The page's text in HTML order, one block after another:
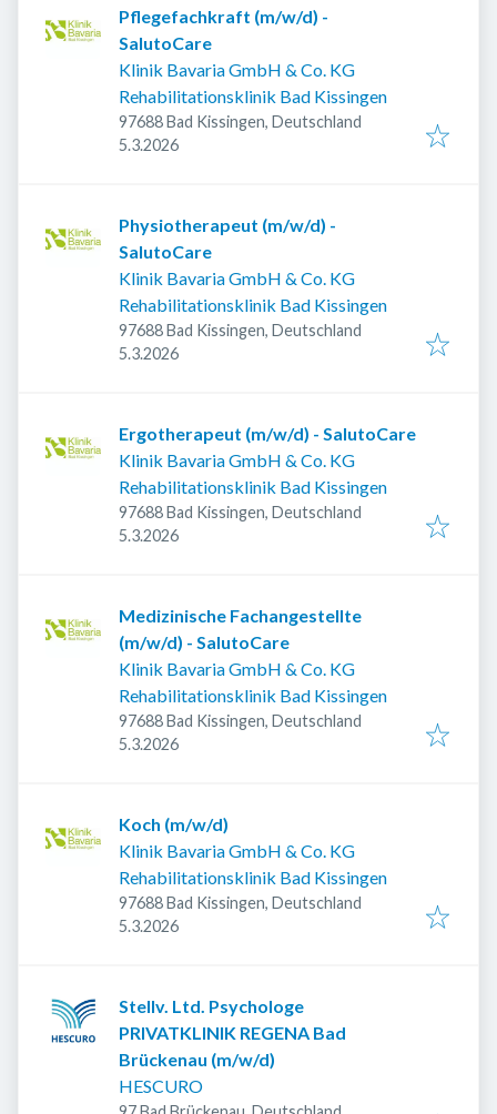
Pflegefachkraft (m/w/d) -
SalutoCare
Klinik Bavaria GmbH & Co. KG
Rehabilitationsklinik Bad Kissingen
97688 Bad Kissingen, Deutschland
Veröffentlicht
5.3.2026
Physiotherapeut (m/w/d) -
SalutoCare
Klinik Bavaria GmbH & Co. KG
Rehabilitationsklinik Bad Kissingen
97688 Bad Kissingen, Deutschland
Veröffentlicht
5.3.2026
Ergotherapeut (m/w/d) - SalutoCare
Klinik Bavaria GmbH & Co. KG
Rehabilitationsklinik Bad Kissingen
97688 Bad Kissingen, Deutschland
Veröffentlicht
5.3.2026
Medizinische Fachangestellte
(m/w/d) - SalutoCare
Klinik Bavaria GmbH & Co. KG
Rehabilitationsklinik Bad Kissingen
97688 Bad Kissingen, Deutschland
Veröffentlicht
5.3.2026
Koch (m/w/d)
Klinik Bavaria GmbH & Co. KG
Rehabilitationsklinik Bad Kissingen
97688 Bad Kissingen, Deutschland
Veröffentlicht
5.3.2026
Stellv. Ltd. Psychologe
PRIVATKLINIK REGENA Bad
Brückenau (m/w/d)
HESCURO